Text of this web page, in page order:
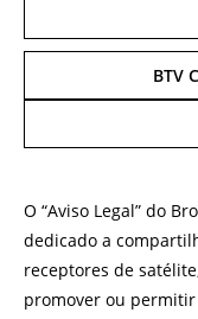
BTV
O “Aviso Legal” do
dedicado a
receptores de
promover ou